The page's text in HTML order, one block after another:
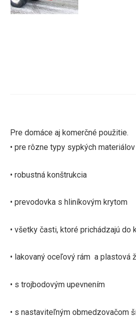
Pre domáce aj komerčné použitie.
• pre rôzne typy sypkých materiálov
• robustná konštrukcia
• prevodovka s hliníkovým krytom
• všetky časti, ktoré prichádzajú do
• lakovaný oceľový rám a plastová
• s trojbodovým upevnením
• s nastaviteľným obmedzovačom